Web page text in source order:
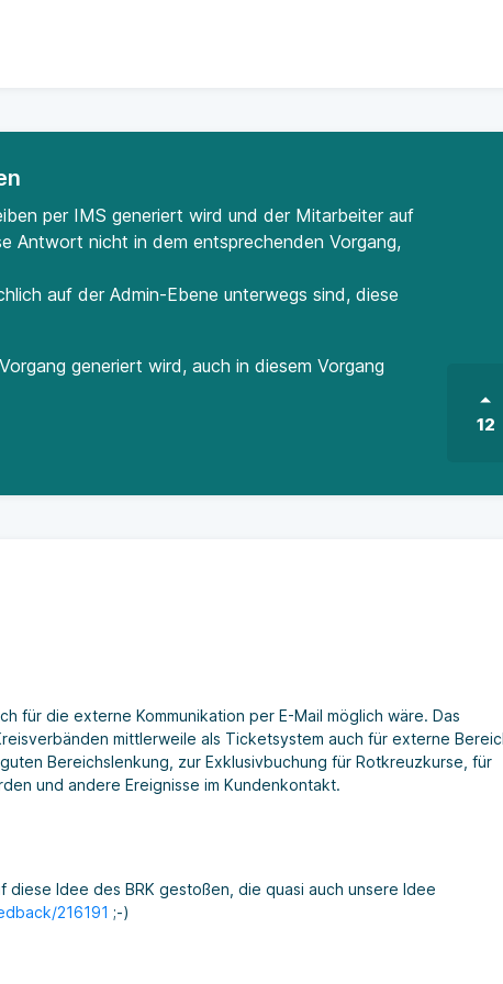
per IMS generiert wird und der Mitarbeiter auf
Antwort nicht in dem entsprechenden Vorgang,
auf der Admin-Ebene unterwegs sind, diese
generiert wird, auch in diesem Vorgang
12
für die externe Kommunikation per E-Mail möglich wäre. Das
mittlerweile als Ticketsystem auch für externe
Bereichslenkung, zur Exklusivbuchung für Rotkreuzkurse, für
und andere Ereignisse im Kundenkontakt.
diese Idee des BRK gestoßen, die quasi auch unsere Idee
216191 ;-)